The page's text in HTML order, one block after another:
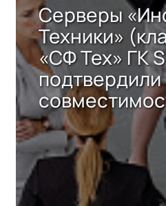
Серверы
Техники»
«СФ Тех» ГК
подтвердили
решением
Storage 2.x
хранения